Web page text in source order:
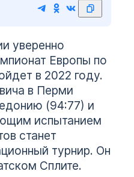
уверенно
Европы по
в 2022 году.
в Перми
(94:77) и
испытанием
станет
турнир. Он
Сплите.